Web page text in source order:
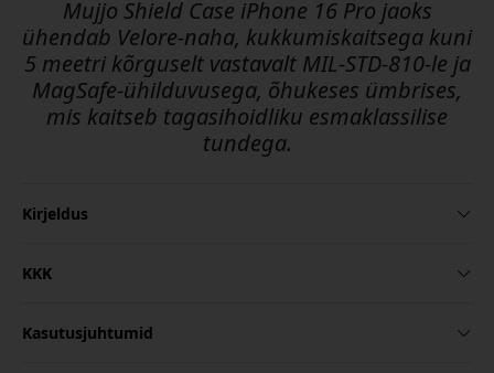
Mujjo Shield Case iPhone 16 Pro jaoks
ühendab Velore-naha, kukkumiskaitsega kuni
5 meetri kõrguselt vastavalt MIL-STD-810-le ja
MagSafe-ühilduvusega, õhukeses ümbrises,
mis kaitseb tagasihoidliku esmaklassilise
tundega.
Kirjeldus
KKK
Kasutusjuhtumid